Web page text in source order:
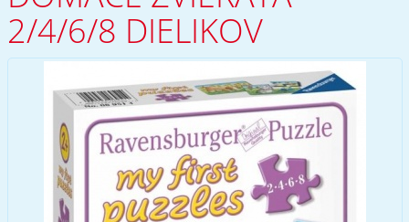
2/4/6/8 DIELIKOV